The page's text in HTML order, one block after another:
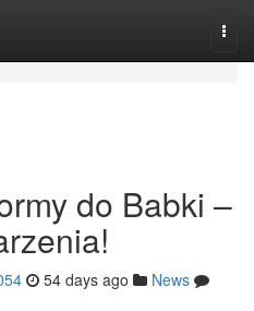
do Babki –
54 days ago
News